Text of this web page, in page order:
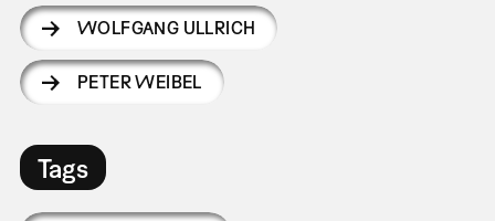
WOLFGANG ULLRICH
PETER WEIBEL
Tags